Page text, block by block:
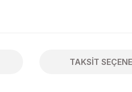
TAKSIT